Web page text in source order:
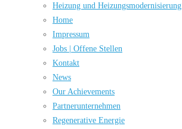
Heizung und Hei­zungs­mo­der­ni­sie­rung
Home
Impressum
Jobs | Offene Stellen
Kontakt
News
Our Achievements
Partnerunternehmen
Rege­nera­tive Ener­gie